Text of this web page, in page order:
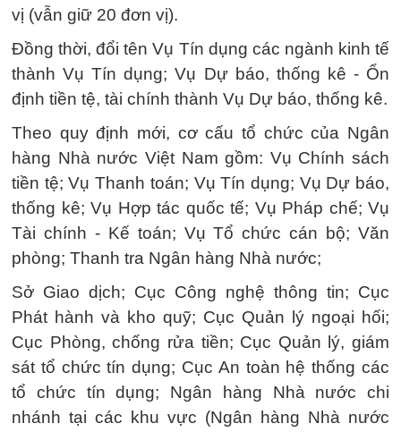
vị (vẫn giữ 20 đơn vị).
Đồng thời, đổi tên Vụ Tín dụng các ngành kinh tế
thành Vụ Tín dụng; Vụ Dự báo, thống kê - Ổn
định tiền tệ, tài chính thành Vụ Dự báo, thống kê.
Theo quy định mới, cơ cấu tổ chức của Ngân
hàng Nhà nước Việt Nam gồm: Vụ Chính sách
tiền tệ; Vụ Thanh toán; Vụ Tín dụng; Vụ Dự báo,
thống kê; Vụ Hợp tác quốc tế; Vụ Pháp chế; Vụ
Tài chính - Kế toán; Vụ Tổ chức cán bộ; Văn
phòng; Thanh tra Ngân hàng Nhà nước;
Sở Giao dịch; Cục Công nghệ thông tin; Cục
Phát hành và kho quỹ; Cục Quản lý ngoại hối;
Cục Phòng, chống rửa tiền; Cục Quản lý, giám
sát tổ chức tín dụng; Cục An toàn hệ thống các
tổ chức tín dụng; Ngân hàng Nhà nước chi
nhánh tại các khu vực (Ngân hàng Nhà nước